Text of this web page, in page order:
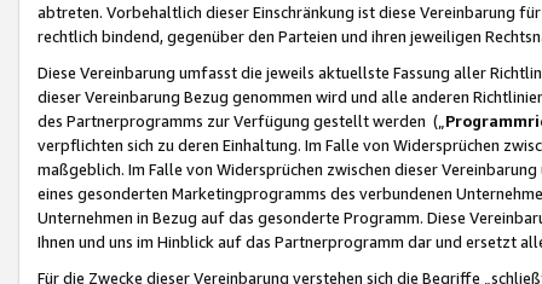
abtreten. Vorbehaltlich dieser Einschränkung ist diese Vereinbarung
rechtlich bindend, gegenüber den Parteien und ihren jeweiligen
Diese Vereinbarung umfasst die jeweils aktuellste Fassung aller
dieser Vereinbarung Bezug genommen wird und alle anderen
des Partnerprogramms zur Verfügung gestellt werden („
verpflichten sich zu deren Einhaltung. Im Falle von Widersprüchen
maßgeblich. Im Falle von Widersprüchen zwischen dieser
eines gesonderten Marketingprogramms des verbundenen
Unternehmen in Bezug auf das gesonderte Programm. Diese
Ihnen und uns im Hinblick auf das Partnerprogramm dar und ersetzt
Für die Zwecke dieser Vereinbarung verstehen sich die Begriffe